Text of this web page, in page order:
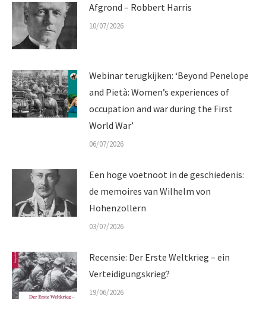
Afgrond – Robbert Harris
10/07/2026
Webinar terugkijken: ‘Beyond Penelope
and Pietà: Women’s experiences of
occupation and war during the First
World War’
06/07/2026
Een hoge voetnoot in de geschiedenis:
de memoires van Wilhelm von
Hohenzollern
03/07/2026
Recensie: Der Erste Weltkrieg – ein
Verteidigungskrieg?
19/06/2026